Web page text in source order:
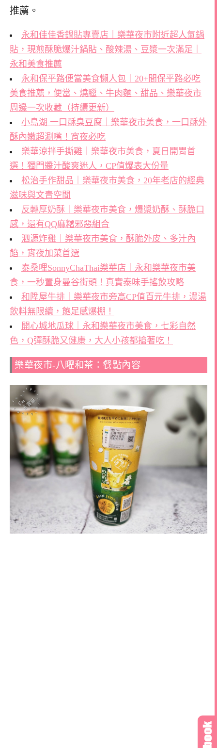
推薦。
永和佳佳香鍋貼專賣店｜樂華夜市附近超人氣鍋
貼，現煎酥脆爆汁鍋貼、酸辣湯、豆漿一次滿足｜
永和美食推薦
永和保平路便當美食懶人包｜20+間保平路必吃
美食推薦，便當、燒臘、牛肉麵、甜品、樂華夜市
周邊一次收藏（持續更新）
小島湖 一口酥臭豆腐｜樂華夜市美食，一口酥外
酥內嫩超涮嘴！宵夜必吃
樂華涼拌手撕雞｜樂華夜市美食，夏日開胃首
選！獨門醬汁酸爽迷人，CP值爆表大份量
松治手作甜品｜樂華夜市美食，20年老店的經典
滋味與文青空間
反轉厚奶酥｜樂華夜市美食，爆漿奶酥、酥脆口
感，還有QQ麻糬邪惡組合
泗源炸雞｜樂華夜市美食，酥脆外皮、多汁內
餡，宵夜加菜首選
泰桑哩SonnyChaThai樂華店｜永和樂華夜市美
食，一秒置身曼谷街頭！真實泰味手搖飲攻略
和陞屋牛排｜樂華夜市旁高CP值百元牛排，濃湯
飲料無限續，飽足感爆棚！
開心城地瓜球｜永和樂華夜市美食，七彩自然
色，Q彈酥脆又健康，大人小孩都搶著吃！
樂華夜市-八曜和茶：餐點內容